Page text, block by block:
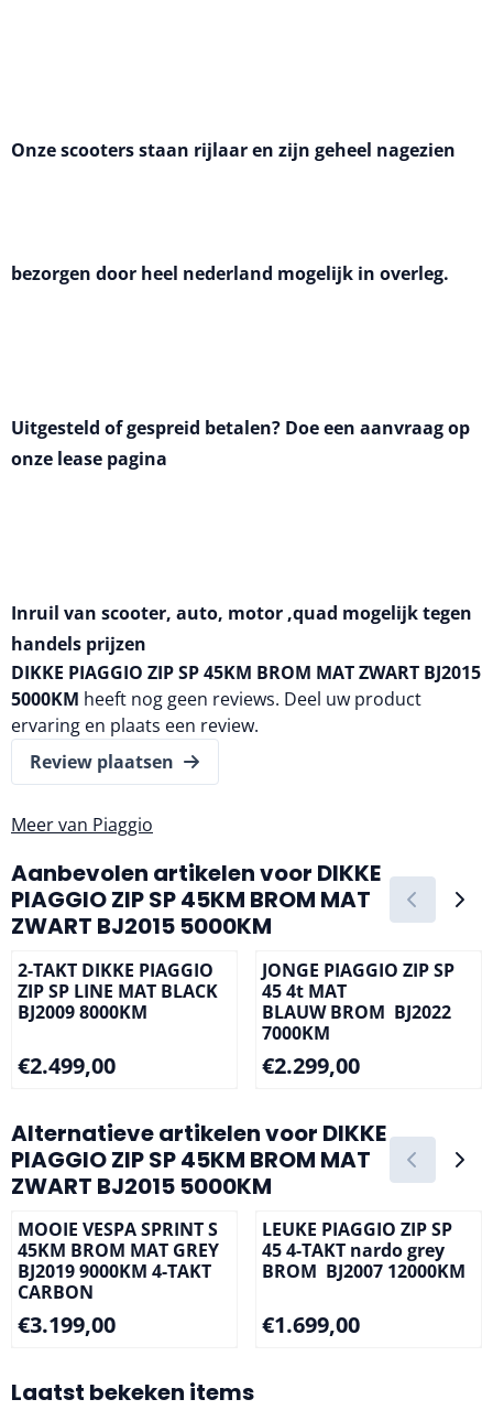
Onze scooters staan rijlaar en zijn geheel nagezien
bezorgen door heel nederland mogelijk in overleg.
Uitgesteld of gespreid betalen? Doe een aanvraag op
onze lease pagina
Inruil van scooter, auto, motor ,quad mogelijk tegen
handels prijzen
DIKKE PIAGGIO ZIP SP 45KM BROM MAT ZWART BJ2015
5000KM heeft nog geen reviews. Deel uw product
ervaring en plaats een review.
Review plaatsen
Meer van Piaggio
Aanbevolen artikelen voor DIKKE
PIAGGIO ZIP SP 45KM BROM MAT
ZWART BJ2015 5000KM
2-TAKT DIKKE PIAGGIO
ZIP SP LINE MAT BLACK
BJ2009 8000KM
Prijs: 2 499,00
€2.499,00
JONGE PIAGGIO ZIP SP
45 4t MAT
BLAUW BROM BJ2022
7000KM
Prijs: 2 299,00
€2.299,00
Alternatieve artikelen voor DIKKE
PIAGGIO ZIP SP 45KM BROM MAT
ZWART BJ2015 5000KM
MOOIE VESPA SPRINT S
45KM BROM MAT GREY
BJ2019 9000KM 4-TAKT
CARBON
Prijs: 3 199,00
€3.199,00
LEUKE PIAGGIO ZIP SP
45 4-TAKT nardo grey
BROM BJ2007 12000KM
Prijs: 1 699,00
€1.699,00
Laatst bekeken items